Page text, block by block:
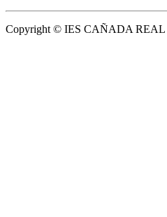
Copyright © IES CAÑADA